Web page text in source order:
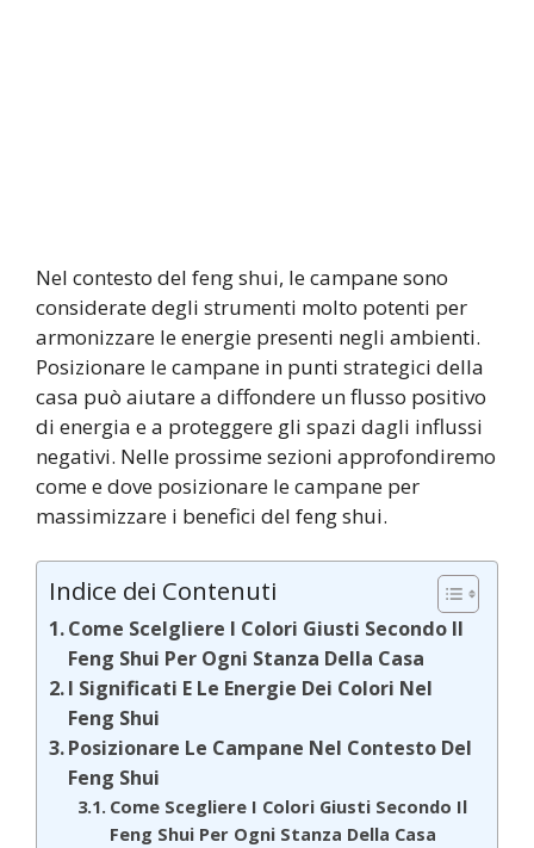
Nel contesto del feng shui, le campane sono
considerate degli strumenti molto potenti per
armonizzare le energie presenti negli ambienti.
Posizionare le campane in punti strategici della
casa può aiutare a diffondere un flusso positivo
di energia e a proteggere gli spazi dagli influssi
negativi. Nelle prossime sezioni approfondiremo
come e dove posizionare le campane per
massimizzare i benefici del feng shui.
Indice dei Contenuti
Come Scelgliere I Colori Giusti Secondo Il
Feng Shui Per Ogni Stanza Della Casa
I Significati E Le Energie Dei Colori Nel
Feng Shui
Posizionare Le Campane Nel Contesto Del
Feng Shui
Come Scegliere I Colori Giusti Secondo Il
Feng Shui Per Ogni Stanza Della Casa